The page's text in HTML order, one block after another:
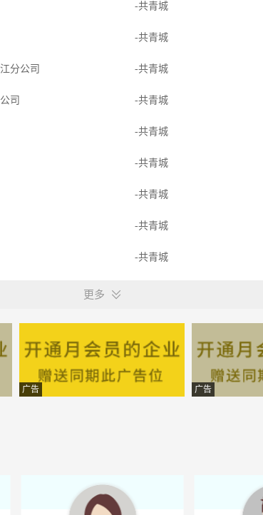
-共青城
-共青城
分公司 -共青城
司 -共青城
-共青城
-共青城
-共青城
-共青城
-共青城
-共青城
公司 -共青城
-共青城
更多
广告 广告